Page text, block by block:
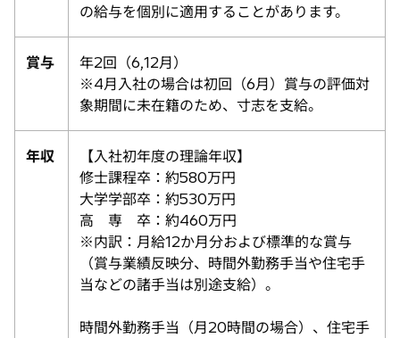
の給与を個別に適用することがあります。
賞与
年2回（6,12月）
※4月入社の場合は初回（6月）賞与の評価対
象期間に未在籍のため、寸志を支給。
年収
【入社初年度の理論年収】
修士課程卒：約580万円
大学学部卒：約530万円
高 専 卒：約460万円
※内訳：月給12か月分および標準的な賞与
（賞与業績反映分、時間外勤務手当や住宅手
当などの諸手当は別途支給）。
時間外勤務手当（月20時間の場合）、住宅手